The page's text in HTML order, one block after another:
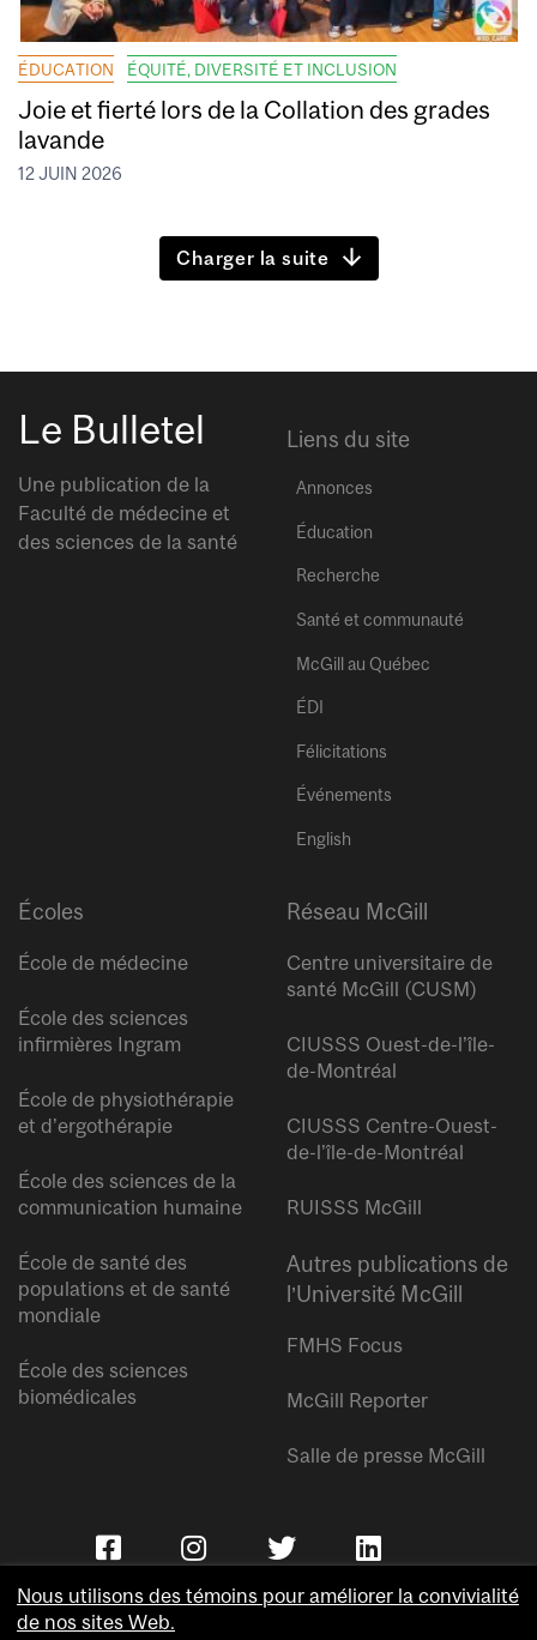
ÉDUCATION ÉQUITÉ, DIVERSITÉ ET INCLUSION
Joie et fierté lors de la Collation des grades
lavande
12 JUIN 2026
Charger la suite
Le Bulletel
Une publication de la
Faculté de médecine et
des sciences de la santé
Liens du site
Annonces
Éducation
Recherche
Santé et communauté
McGill au Québec
ÉDI
Félicitations
Événements
English
Écoles
École de médecine
École des sciences
infirmières Ingram
École de physiothérapie
et d’ergothérapie
École des sciences de la
communication humaine
École de santé des
populations et de santé
mondiale
École des sciences
biomédicales
Réseau McGill
Centre universitaire de
santé McGill (CUSM)
CIUSSS Ouest-de-l’île-
de-Montréal
CIUSSS Centre-Ouest-
de-l’île-de-Montréal
RUISSS McGill
Autres publications de
l’Université McGill
FMHS Focus
McGill Reporter
Salle de presse McGill
Nous utilisons des témoins pour améliorer la convivialité
de nos sites Web.